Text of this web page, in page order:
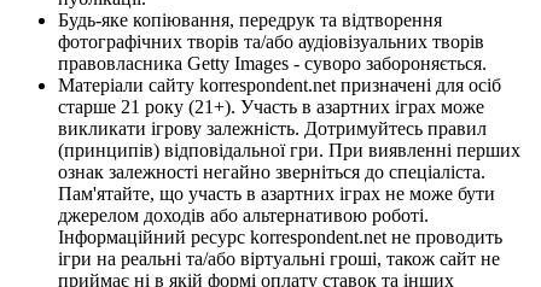
Будь-яке копіювання, передрук та відтворення
фотографічних творів та/або аудіовізуальних творів
правовласника Getty Images - суворо забороняється.
Матеріали сайту korrespondent.net призначені для осіб
старше 21 року (21+). Участь в азартних іграх може
викликати ігрову залежність. Дотримуйтесь правил
(принципів) відповідальної гри. При виявленні перших
ознак залежності негайно зверніться до спеціаліста.
Пам'ятайте, що участь в азартних іграх не може бути
джерелом доходів або альтернативою роботі.
Інформаційний ресурс korrespondent.net не проводить
ігри на реальні та/або віртуальні гроші, також сайт не
приймає ні в якій формі оплату ставок та інших